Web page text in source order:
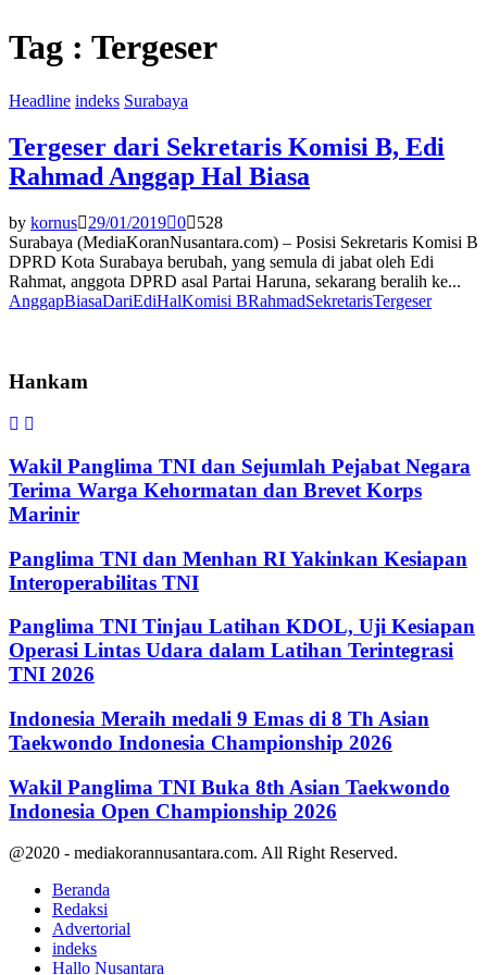
Tag : Tergeser
Headline indeks Surabaya
Tergeser dari Sekretaris Komisi B, Edi
Rahmad Anggap Hal Biasa
by kornus 29/01/2019 0
528
Surabaya (MediaKoranNusantara.com) – Posisi Sekretaris Komisi B
DPRD Kota Surabaya berubah, yang semula di jabat oleh Edi
Rahmat, anggota DPRD asal Partai Haruna, sekarang beralih ke...
AnggapBiasaDariEdiHalKomisi BRahmadSekretarisTergeser
Hankam
Wakil Panglima TNI dan Sejumlah Pejabat Negara
Terima Warga Kehormatan dan Brevet Korps
Marinir
Panglima TNI dan Menhan RI Yakinkan Kesiapan
Interoperabilitas TNI
Panglima TNI Tinjau Latihan KDOL, Uji Kesiapan
Operasi Lintas Udara dalam Latihan Terintegrasi
TNI 2026
Indonesia Meraih medali 9 Emas di 8 Th Asian
Taekwondo Indonesia Championship 2026
Wakil Panglima TNI Buka 8th Asian Taekwondo
Indonesia Open Championship 2026
@2020 - mediakorannusantara.com. All Right Reserved.
Beranda
Redaksi
Advertorial
indeks
Hallo Nusantara